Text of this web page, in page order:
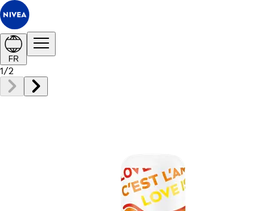
FR
1/2